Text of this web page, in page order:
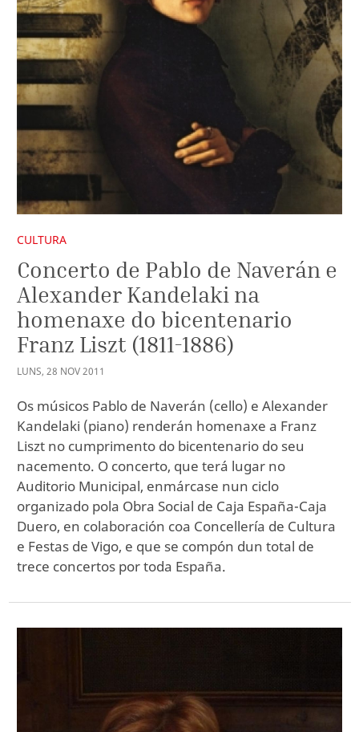
CULTURA
Concerto de Pablo de Naverán e
Alexander Kandelaki na
homenaxe do bicentenario
Franz Liszt (1811-1886)
LUNS, 28 NOV2011
Os músicos Pablo de Naverán (cello) e Alexander
Kandelaki (piano) renderán homenaxe a Franz
Liszt no cumprimento do bicentenario do seu
nacemento. O concerto, que terá lugar no
Auditorio Municipal, enmárcase nun ciclo
organizado pola Obra Social de Caja España-Caja
Duero, en colaboración coa Concellería de Cultura
e Festas de Vigo, e que se compón dun total de
trece concertos por toda España.